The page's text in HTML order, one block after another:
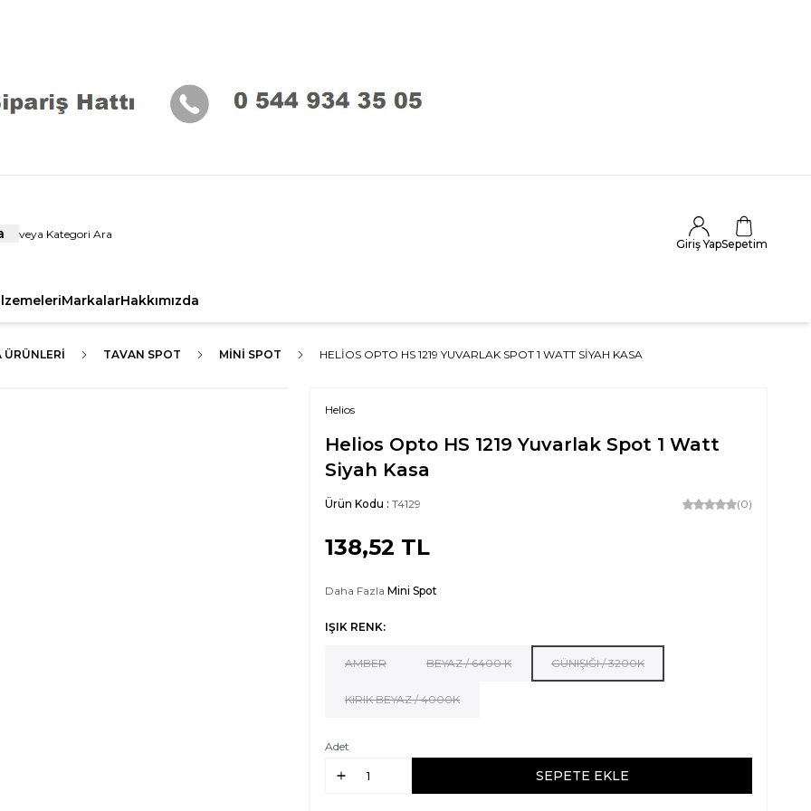
Giriş YapSepetim
MarkalarHakkımızda
ÜRÜNLERI TAVAN SPOT MINI SPOT HELIOS OPTO HS 1219 YUVARLAK SPOT 1 WATT SIYAH KASA
Helios
Helios Opto HS 1219 Yuvarlak Spot 1 Watt
Siyah Kasa
Ürün Kodu : T4129 (0)
138,52 TL
Daha Fazla Mini Spot
IŞIK RENK:
AMBER BEYAZ / 6400 K GÜNIŞIĞI / 3200K
KIRIK BEYAZ / 4000K
Adet
SEPETE EKLE